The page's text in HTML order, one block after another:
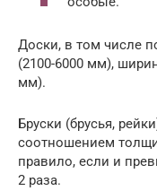
Доски, в том числе
(2100-6000 мм),
мм).
Бруски (брусья,
соотношением
правило, если и
2 раза.